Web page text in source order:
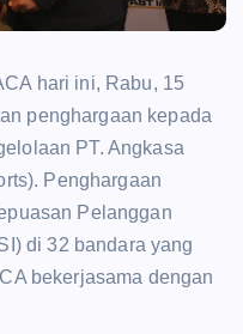
hari ini, Rabu, 15
penghargaan kepada
PT. Angkasa
Penghargaan
Pelanggan
di 32 bandara yang
bekerjasama dengan